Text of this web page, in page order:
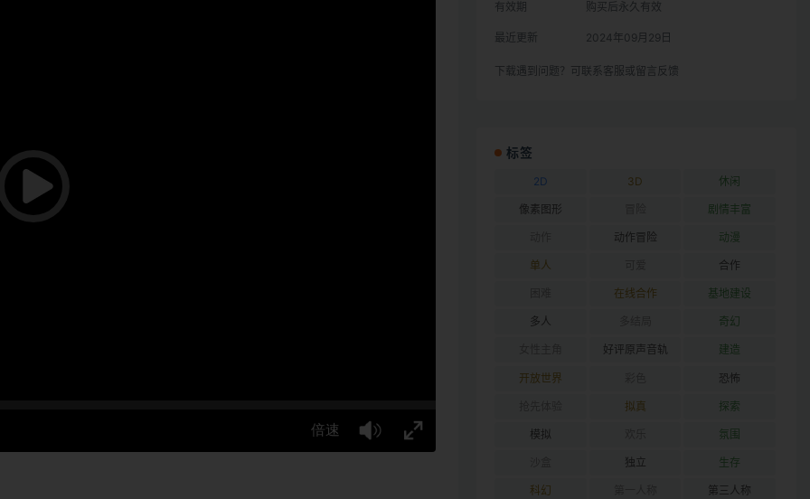
有效期 购买后永久有效
最近更新 2024年09月29日
下载遇到问题？可联系客服或留言反馈
标签
2D 3D 休闲
像素图形 剧情丰富
动作冒险 动漫
单人 合作
在线合作 基地建设
多人 奇幻
好评原声音轨 建造
开放世界 恐怖
拟真 探索
模拟 氛围
独立 生存
科幻 第三人称